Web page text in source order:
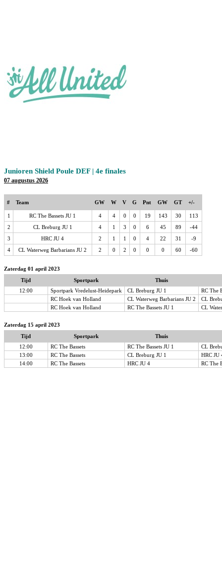
Junioren Shield Poule DEF | 4e finales
07 augustus 2026
# Team GW W V G Pnt GW GT +/-
1 RC The Bassets JU 1 4 4 0 0 19 143 30
113
2
CL Breburg JU 1 4 1 3 0 6 45 89
-44
3
HRC JU 4 2 1 1 0 4 22 31
-9
4
CL Waterweg Barbarians JU 2 2 0 2 0 0 0 60 -60
Zaterdag 01 april 2023
Tijd
Sportpark
Thuis
12:00
Sportpark Vredelust-Heidepark CL Breburg JU 1
RC The
RC Hoek van Holland
CL Waterweg Barbarians JU 2
CL
RC Hoek van Holland
RC The Bassets JU 1 CL
Zaterdag 15 april 2023
Tijd
Sportpark
Thuis
12:00
RC The Bassets RC The Bassets JU 1
CL
13:00
RC The Bassets CL Breburg JU 1
HRC JU
14:00
RC The Bassets HRC JU 4 RC The